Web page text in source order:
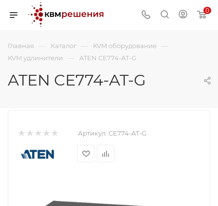
0
Главная — Каталог — KVM оборудование —
KVM удлинители — ATEN CE774-AT-G
ATEN CE774-AT-G
Артикул: CE774-AT-G